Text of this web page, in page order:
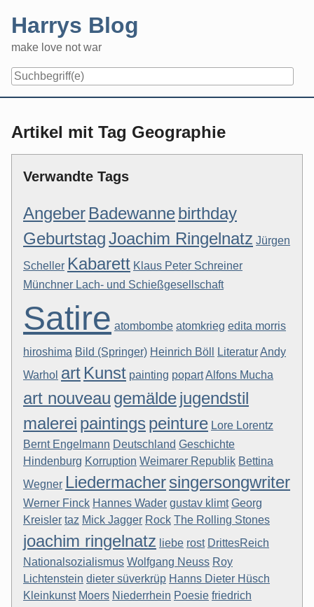
content
Harrys Blog
make love not war
Artikel mit Tag Geographie
Verwandte Tags
Angeber Badewannebirthday
GeburtstagJoachim Ringelnatz Jürgen
Scheller Kabarett Klaus Peter Schreiner
Münchner Lach- und Schießgesellschaft
Satire atombombe atomkrieg edita morris
hiroshima Bild (Springer) Heinrich Böll LiteraturAndy
Warhol art Kunst painting popartAlfons Mucha
art nouveau gemäldejugendstil
malerei paintings peinture Lore Lorentz
Bernt Engelmann Deutschland Geschichte
Hindenburg Korruption Weimarer Republik Bettina
Wegner Liedermachersingersongwriter
Werner Finck Hannes Wader gustav klimt Georg
Kreisler taz Mick Jagger Rock The Rolling Stones
joachim ringelnatz liebe rost DrittesReich
Nationalsozialismus Wolfgang Neuss Roy
Lichtenstein dieter süverkrüp Hanns Dieter Hüsch
Kleinkunst Moers Niederrhein Poesie friedrich